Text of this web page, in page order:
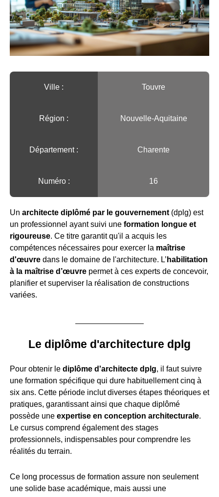
Ville :️ Touvre
Région :️ Nouvelle-Aquitaine
Département : Charente
Numéro : 16
Un architecte diplômé par le gouvernement (dplg) est
un professionnel ayant suivi une formation longue et
rigoureuse. Ce titre garantit qu'il a acquis les
compétences nécessaires pour exercer la maîtrise
d'œuvre dans le domaine de l'architecture. L’ habilitation
à la maîtrise d’œuvre permet à ces experts de concevoir,
planifier et superviser la réalisation de constructions
variées.
Le diplôme d'architecture dplg
Pour obtenir le diplôme d'architecte dplg, il faut suivre
une formation spécifique qui dure habituellement cinq à
six ans. Cette période inclut diverses étapes théoriques et
pratiques, garantissant ainsi que chaque diplômé
possède une expertise en conception architecturale.
Le cursus comprend également des stages
professionnels, indispensables pour comprendre les
réalités du terrain.
Ce long processus de formation assure non seulement
une solide base académique, mais aussi une